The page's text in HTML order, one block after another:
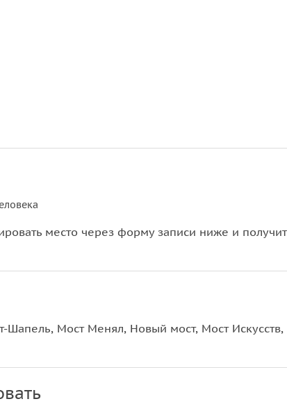
место через форму записи ниже и
Мост Менял, Новый мост, Мост Искусств,